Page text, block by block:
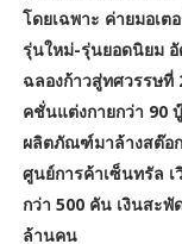
โดยเฉพาะ ค่ายมอเ
รุ่นใหม่-รุ่นยอดนิยม
ฉลองก้าวสู่ทศวรรษที่
คชั่นแต่งกายกว่า 90
ผลิตภัณฑ์มาล้างสต๊อ
ศูนย์การค้าเซ็นทรัล
กว่า 500 คัน เงินสะ
ล้านคน